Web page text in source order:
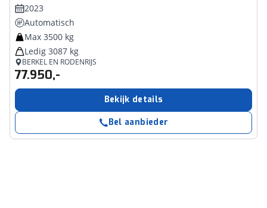
2023
Automatisch
Max 3500 kg
Ledig 3087 kg
BERKEL EN RODENRIJS
77.950,-
Bekijk details
Bel aanbieder